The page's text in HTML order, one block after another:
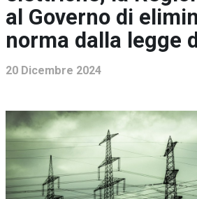
al Governo di
norma dalla legge
20 Dicembre 2024